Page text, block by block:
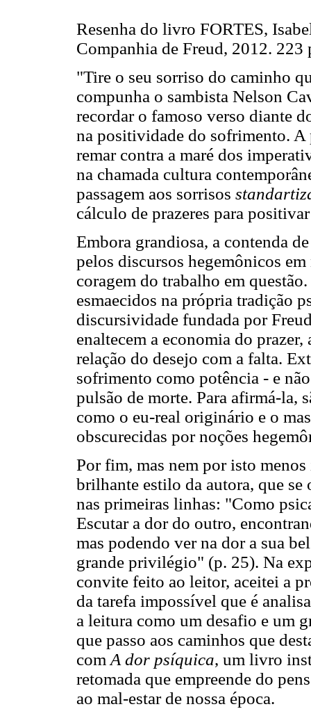
Resenha do livro FORTES,
Companhia de Freud, 2012. 223
"Tire o seu sorriso do caminho
compunha o sambista Nelson
recordar o famoso verso diante
na positividade do sofrimento. A
remar contra a maré dos
na chamada cultura
passagem aos sorrisos
cálculo de prazeres para
Embora grandiosa, a contenda
pelos discursos hegemônicos
coragem do trabalho em
esmaecidos na própria tradição
discursividade fundada por
enaltecem a economia do
relação do desejo com a falta.
sofrimento como potência - e
pulsão de morte. Para afirmá-la,
como o eu-real originário e o
obscurecidas por noções
Por fim, mas nem por isto
brilhante estilo da autora, que se
nas primeiras linhas: "Como
Escutar a dor do outro,
mas podendo ver na dor a sua
grande privilégio" (p. 25). Na
convite feito ao leitor, aceitei a
da tarefa impossível que é
a leitura como um desafio e um
que passo aos caminhos que
com A dor psíquica, um livro
retomada que empreende do
ao mal-estar de nossa época.